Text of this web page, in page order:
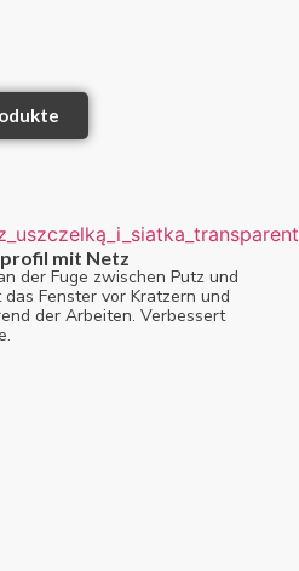
mit Netz
der Fuge zwischen Putz und
Fenster vor Kratzern und
der Arbeiten. Verbessert